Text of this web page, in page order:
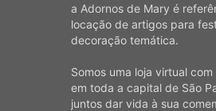
a Adornos de Mary é
locação de artigos para
decoração temática.
Somos uma loja virtual
em toda a capital de São
juntos dar vida à sua